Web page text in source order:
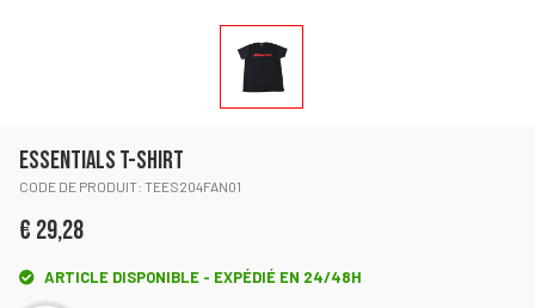
ESSENTIALS T-SHIRT
CODE DE PRODUIT: TEES204FAN01
€ 29,28
ARTICLE DISPONIBLE - EXPÉDIÉ EN 24/48H